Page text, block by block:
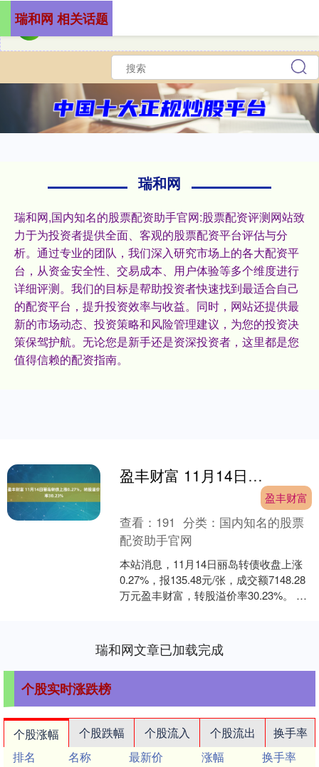
瑞和网
瑞和网,国内知名的股票配资助手官网:股票配资评测网站致
力于为投资者提供全面、客观的股票配资平台评估与分
析。通过专业的团队，我们深入研究市场上的各大配资平
台，从资金安全性、交易成本、用户体验等多个维度进行
详细评测。我们的目标是帮助投资者快速找到最适合自己
的配资平台，提升投资效率与收益。同时，网站还提供最
新的市场动态、投资策略和风险管理建议，为您的投资决
策保驾护航。无论您是新手还是资深投资者，这里都是您
值得信赖的配资指南。
瑞和网 相关话题
盈丰财富 11月14日丽岛转债上涨0.27%，转股溢价率30.23%
盈丰财富
查看： 191 分类： 国内知名的股票
配资助手官网
本站消息，11月14日丽岛转债收盘上涨
0.27%，报135.48元/张，成交额7148.28
万元盈丰财富，转股溢价率30.23%。 资
瑞和网文章已加载完成
个股实时涨跌榜
个股涨幅 个股跌幅 个股流入 个股流出
换手率
排名
名称 最新价 涨幅
换手率